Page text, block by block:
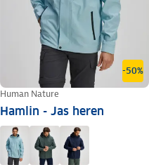
-50%
Human Nature
Hamlin - Jas heren